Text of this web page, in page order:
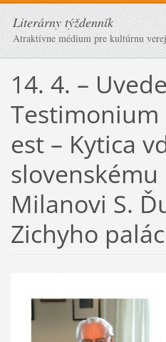
Literárny týždenník
Atraktívne médium pre kultúrnu
14. 4. –
est – Kytica
Milanovi S.
Zichyho